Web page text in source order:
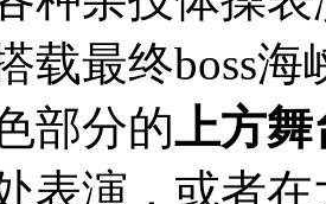
详情见 商品 -
可能提供给更
载最终boss海
分的上方舞
表演，或者